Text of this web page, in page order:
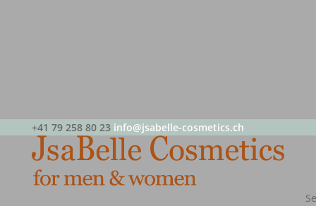
+41 79 258 80 23 info@jsabelle-cosmetics.ch